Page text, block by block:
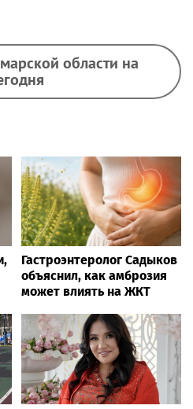
области на
Гастроэнтеролог Садыков
объяснил, как амброзия
может влиять на ЖКТ